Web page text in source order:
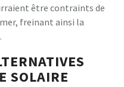
être contraints de
freinant ainsi la
SOLAIRE